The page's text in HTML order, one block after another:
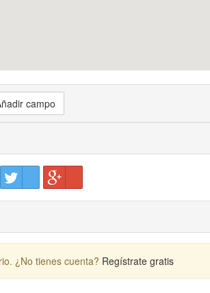
campo
¿No tienes cuenta? Regístrate gratis